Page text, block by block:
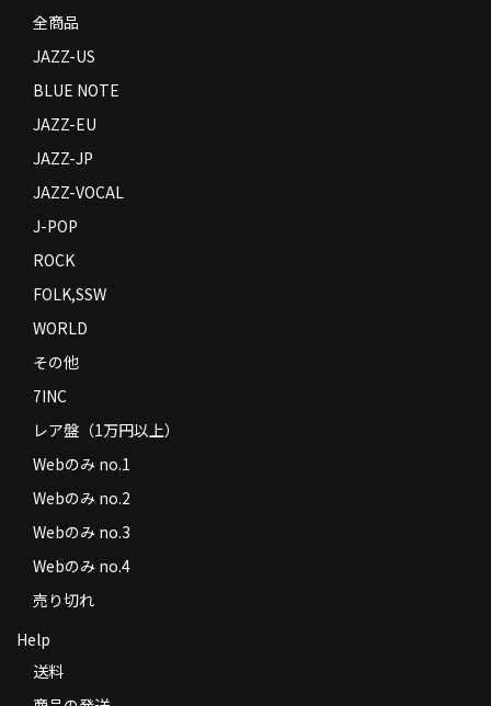
Contact
全商品
JAZZ-US
BLUE NOTE
JAZZ-EU
JAZZ-JP
JAZZ-VOCAL
J-POP
ROCK
FOLK,SSW
WORLD
その他
7INC
レア盤（1万円以上）
Webのみ no.1
Webのみ no.2
Webのみ no.3
Webのみ no.4
売り切れ
Help
送料